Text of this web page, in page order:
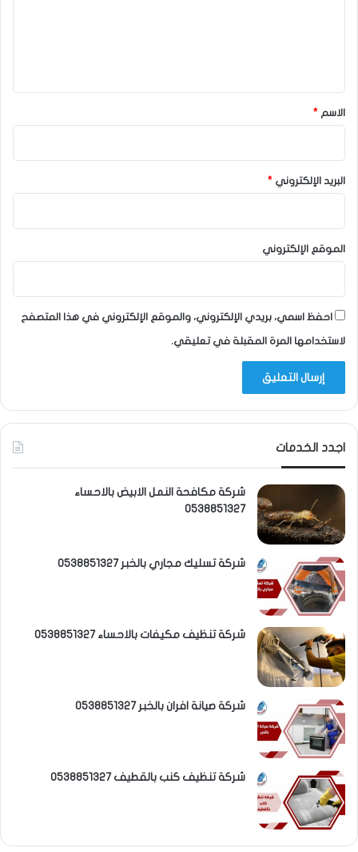
*الاسم *
البريد الإلكتروني *
الموقع الإلكتروني
احفظ اسمي، بريدي الإلكتروني، والموقع الإلكتروني في هذا المتصفح
لاستخدامها المرة المقبلة في تعليقي.
اجدد الخدمات
شركة مكافحة النمل الابيض بالاحساء
0538851327
شركة تسليك مجاري بالخبر 0538851327
شركة تنظيف مكيفات بالاحساء 0538851327
شركة صيانة افران بالخبر 0538851327
شركة تنظيف كنب بالقطيف 0538851327